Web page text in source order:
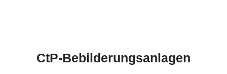
CtP-Bebilderungsanlagen